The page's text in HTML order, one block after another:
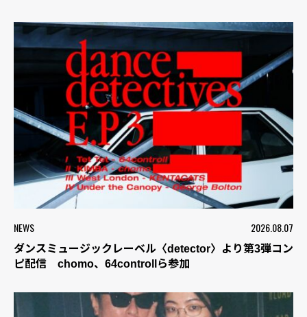
NEWS 2026.08.07
ダンスミュージックレーベル〈detector〉より第3弾コン
ピ配信 chomo、64controllら参加